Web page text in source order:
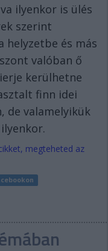
ilyenkor is ülés
szerint
helyzetbe és más
valóban ő
kerülhetne
finn idei
de valamelyikük
megteheted az